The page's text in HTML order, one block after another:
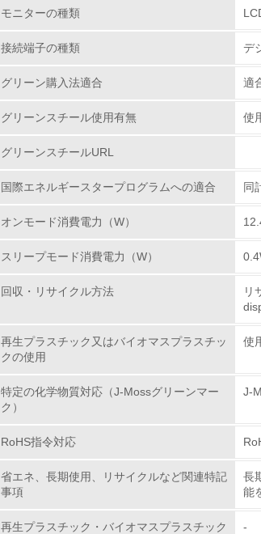
5. 環境取り組み体制と成果を定期
6. 従業員が環境方針に基づいて自
7.
環境活動に関する規格やプログ
No.
9. <L1> 資源（投入原料、水等）
10. <L2> 資源とエネルギーの使用
モニターの種類
接続端子の種類 デ
グリーン購入法適合 適
グリーンスチール使用有無 使
グリーンスチールURL
国際エネルギースタープログラムへの適合 同
オンモード消費電力（W）
スリープモード消費電力（W）
回収・リサイクル方法
リ
再生プラスチック又はバイオマスプラスチッ
クの使用
使
特定の化学物質対応（J-Mossグリーンマー
ク）
J-
RoHS指令対応
省エネ、長期使用、リサイクルなど関連特記
事項
長
能
再生プラスチック・バイオマスプラスチック
-